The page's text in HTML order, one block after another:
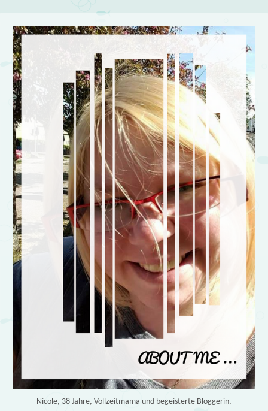
Post navigation
Nicole, 38 Jahre, Vollzeitmama und begeisterte Bloggerin,